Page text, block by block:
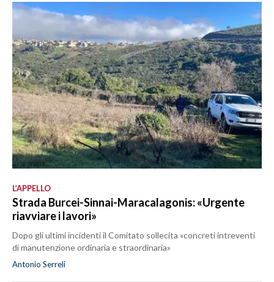
L’APPELLO
Strada Burcei-Sinnai-Maracalagonis: «Urgente
riavviare i lavori»
Dopo gli ultimi incidenti il Comitato sollecita «concreti intreventi
di manutenzione ordinaria e straordinaria»
Antonio Serreli